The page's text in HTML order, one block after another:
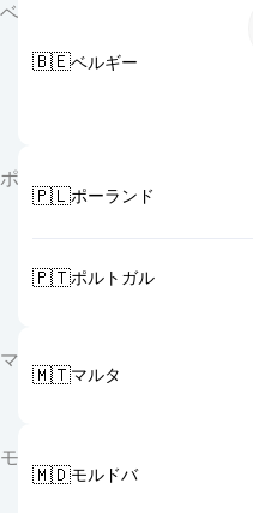
ベ
🇧🇪ベルギー
ポ
🇵🇱ポーランド
🇵🇹ポルトガル
マ
🇲🇹マルタ
モ
🇲🇩モルドバ